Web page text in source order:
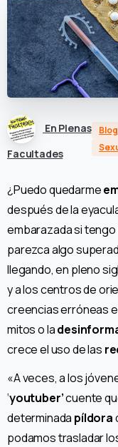
En Plenas
Facultades
Blog
¿Puedo quedarme
después de la
embarazada si
parezca algo
llegando, en pleno
y a los centros de
creencias erróneas
mitos o la
crece el uso de las
«A veces, a los
‘youtuber’cuente
determinada píldora
podamos trasladar